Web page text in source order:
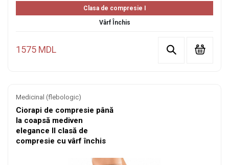
Clasa de compresie I
Vârf Închis
1575 MDL
Medicinal (flebologic)
Ciorapi de compresie până
la coapsă mediven
elegance II clasă de
compresie cu vârf închis